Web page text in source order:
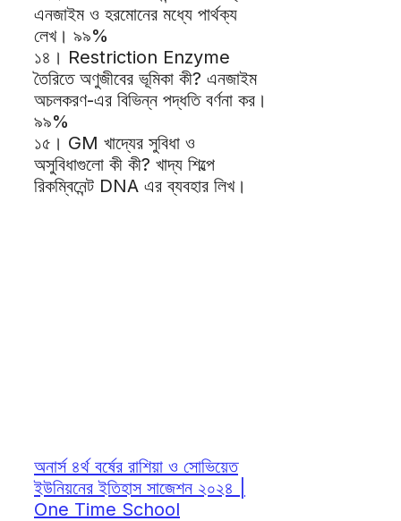
এনজাইম ও হরমোনের মধ্যে পার্থক্য
লেখ। ৯৯%
১৪। Restriction Enzyme
তৈরিতে অণুজীবের ভূমিকা কী? এনজাইম
অচলকরণ-এর বিভিন্ন পদ্ধতি বর্ণনা কর।
৯৯%
১৫। GM খাদ্যের সুবিধা ও
অসুবিধাগুলো কী কী? খাদ্য শিল্পে
রিকম্বিনেন্ট DNA এর ব্যবহার লিখ।
অনার্স ৪র্থ বর্ষের রাশিয়া ও সোভিয়েত
ইউনিয়নের ইতিহাস সাজেশন ২০২৪ |
One Time School